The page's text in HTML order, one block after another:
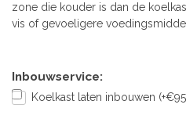
zone die kouder is dan de
vis of gevoeligere
Inbouwservice:
Koelkast laten inbouwen